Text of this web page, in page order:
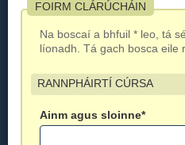
FOIRM CLÁRÚCHÁIN
Na boscaí a bhfuil * leo, tá
líonadh. Tá gach bosca eile
RANNPHÁIRTÍ CÚRSA
Ainm agus sloinne*